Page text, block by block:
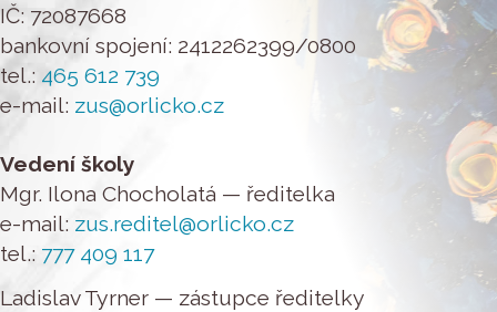
IČ: 72087668
bankovní spojení: 2412262399/0800
tel.: 465 612 739
e-mail: zus@orlicko.cz
Vedení školy
Mgr. Ilona Chocholatá — ředitelka
e-mail: zus.reditel@orlicko.cz
tel.: 777 409 117
Ladislav Tyrner — zástupce ředitelky